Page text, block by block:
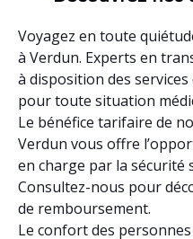
Voyagez en toute
à Verdun. Experts en
à disposition des
pour toute situation
Le bénéfice tarifaire de
Verdun vous offre
en charge par la sécurité
Consultez-nous pour
de remboursement.
Le confort des